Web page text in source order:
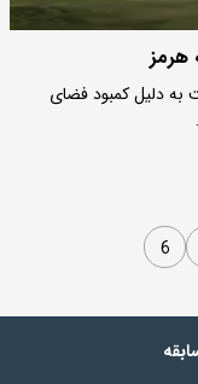
هرمز
به دلیل کمبود فضای
6